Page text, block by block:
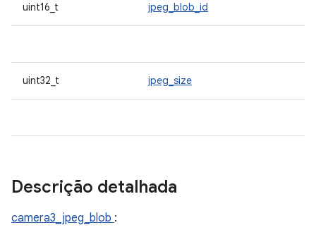
uint16_t jpeg_blob_id
uint32_t jpeg_size
Descrição detalhada
camera3_jpeg_blob :